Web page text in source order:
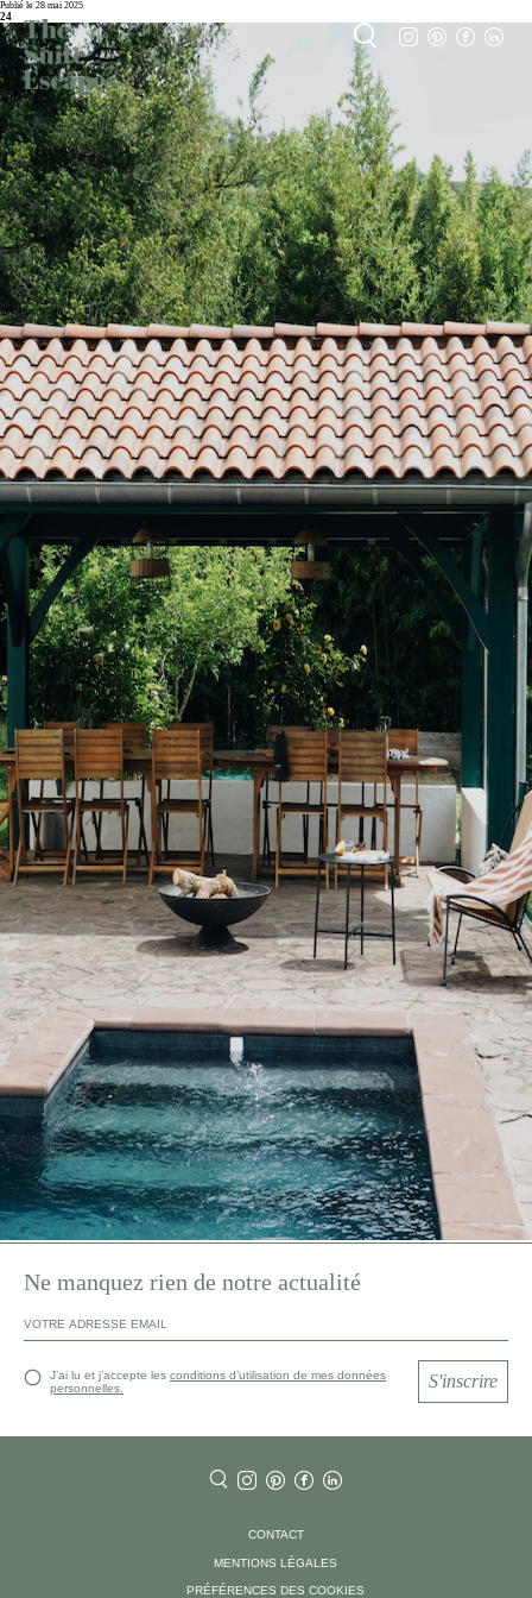
Publié le 28 mai 2025
24
Ne manquez rien de notre actualité
J’ai lu et j’accepte les conditions d’utilisation de mes données
personnelles.
S'inscrire
CONTACT
MENTIONS LÉGALES
PRÉFÉRENCES DES COOKIES